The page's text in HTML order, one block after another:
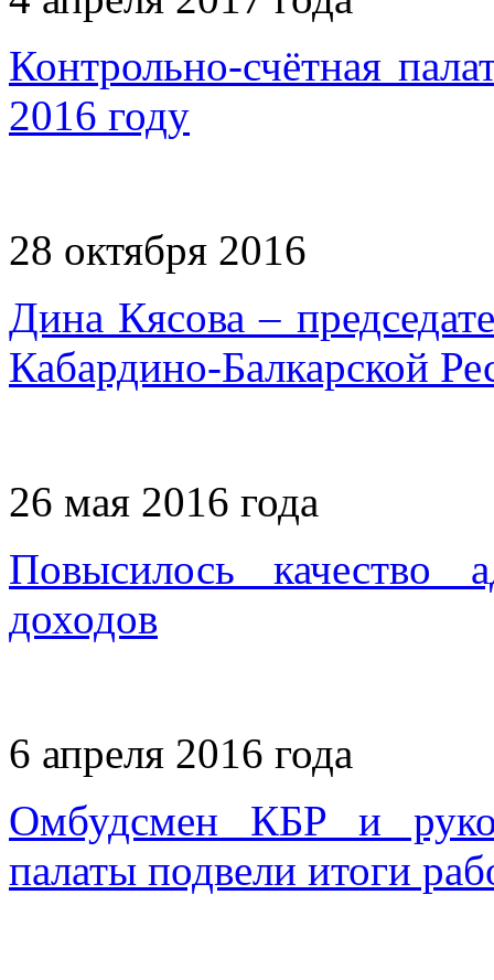
Контрольно-счётная
2016 году
28 октября 2016
Дина Кясова –
Кабардино-Балкарской
26 мая 2016 года
Повысилось качество
доходов
6 апреля 2016 года
Омбудсмен КБР и
палаты подвели итоги